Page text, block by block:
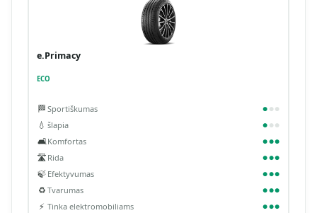
e.Primacy
ECO
🏁 Sportiškumas ● ● ●
💧 šlapia ● ● ●
🛋️Komfortas ●●●
🛣️ Rida ●●●
🍃 Efektyvumas ●●●
♻️ Tvarumas ●●●
⚡ Tinka elektromobiliams ●●●